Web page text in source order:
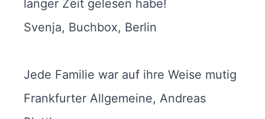
langer Zeit gelesen habe!
Svenja, Buchbox, Berlin
Jede Familie war auf ihre Weise mutig
Frankfurter Allgemeine, Andreas